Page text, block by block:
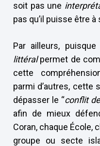
soit pas une
pas qu’il puisse être
Par ailleurs,
littéralpermet de
cette
parmi d’autres, cette
dépasser le “conflit
afin de mieux
Coran, chaque École,
groupe ou secte